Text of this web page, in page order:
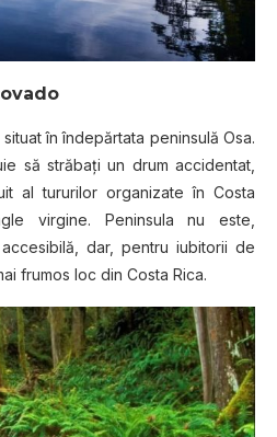
în îndepărtata peninsulă Osa.
să străbaţi un drum accidentat,
al tururilor organizate în Costa
virgine. Peninsula nu este,
dar, pentru iubitorii de
frumos loc din Costa Rica.